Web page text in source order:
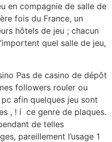
en compagnie de salle de
fois du France, un
hôtels de jeu ; chacun
quel salle de jeu,
followers rouler ou
afin quelques jeu sont
, ! í ce genre de plaques.
de telles
pareillement l’usage 1